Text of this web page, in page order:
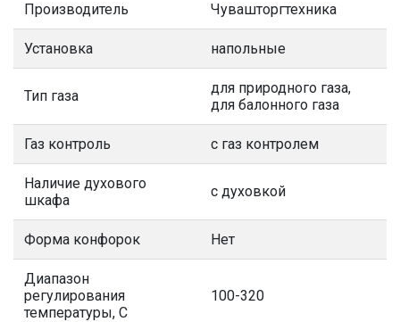
Производитель Чувашторгтехника
Установка напольные
Тип газа
для природного газа,
для балонного газа
Газ контроль с газ контролем
Наличие духового
шкафа
с духовкой
Форма конфорок Нет
Диапазон
регулирования
температуры, С
100-320